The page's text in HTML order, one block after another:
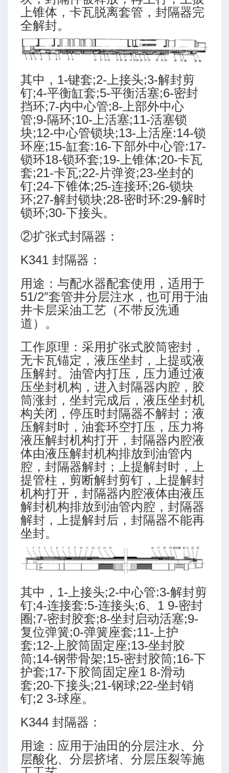
测模块
上锥体，卡瓦脱离套管，封隔器完
全解封。
其中，1-键套;2-上接头;3-解封剪
钉;4-平衡缸套;5-平衡活塞;6-密封
挡环;7-内中心管;8-上部外中心
管;9-隔环;10-上活塞;11-活塞锁
块;12-中心管锁块;13-上活座:14-锁
环座;15-缸套:16-下部外中心管:17-
锁环18-锁环套;19-上锥体;20-卡瓦
套;21-卡瓦;22-片弹资;23-坐封的
钉;24-下锥体;25-连接环;26-锁块
环;27-解封锁块;28-密时环:29-解时
锁环;30-下接头。
②扩张式封隔器：
K341 封隔器：
用途：与配水器配套使用，适用于
51/2″套管井分层注水，也可用于油
井卡层采油工艺（不带反洗通
道）。
工作原理：采用扩张式胶筒密封，
无卡瓦锚定，液压坐封，上提或液
压解封。油管内打压，压力通过液
压坐封机构，进入封隔器内腔，胶
筒涨封，坐封完成后，液压坐封机
构关闭，停压时封隔器不解封；液
压解封时，油套环空打压，压力将
液压解封机构打开，封隔器内腔液
体由液压解封机构排放到油管内
腔，封隔器解封；上提解封时，上
提管柱，剪断解封剪钉，上提解封
机构打开，封隔器内腔液体由液压
解封机构排放到油管内腔，封隔器
解封，上提解封后，封隔器不能再
坐封。
其中，1-上接头;2-中心管:3-解封剪
钉;4-连接套:5-连接头;6、1 9-密封
圈;7-密封胶套;8-坐封启动活塞;9-
复位弹簧;0-弹簧座套;11-上护
套;12-上胶筒固定座;13-坐封胶
筒;14-钢带骨架;15-密封胶筒;16-下
护套;17-下胶筒固定座1 8-滑动
套;20-下接头;21-钢球;22-坐封销
钉;2 3-球座。
K344 封隔器：
用途：应用于油田的分层注水、分
层酸化、分层挤堵、分层压裂等施